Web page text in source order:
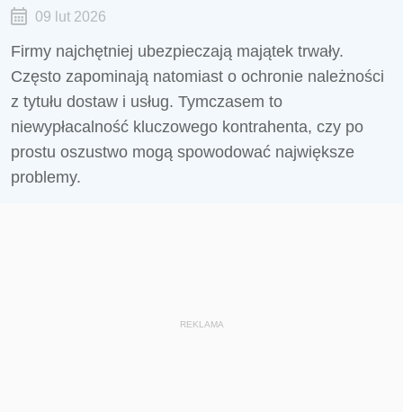
09 lut 2026
Firmy najchętniej ubezpieczają majątek trwały.
Często zapominają natomiast o ochronie należności
z tytułu dostaw i usług. Tymczasem to
niewypłacalność kluczowego kontrahenta, czy po
prostu oszustwo mogą spowodować największe
problemy.
REKLAMA